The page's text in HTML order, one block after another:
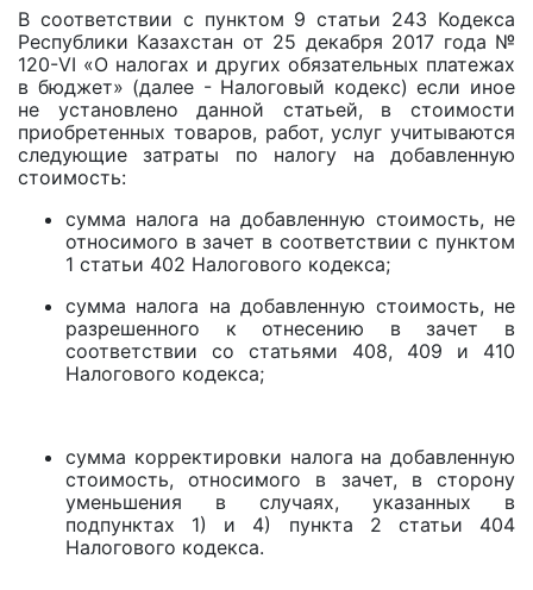
В соответствии с пунктом 9 статьи 243 Кодекса
Республики Казахстан от 25 декабря 2017 года №
120-VI «О налогах и других обязательных платежах
в бюджет» (далее - Налоговый кодекс) если иное
не установлено данной статьей, в стоимости
приобретенных товаров, работ, услуг учитываются
следующие затраты по налогу на добавленную
стоимость:
сумма налога на добавленную стоимость, не
относимого в зачет в соответствии с пунктом
1 статьи 402 Налогового кодекса;
сумма налога на добавленную стоимость, не
разрешенного к отнесению в зачет в
соответствии со статьями 408, 409 и 410
Налогового кодекса;
сумма корректировки налога на добавленную
стоимость, относимого в зачет, в сторону
уменьшения в случаях, указанных в
подпунктах 1) и 4) пункта 2 статьи 404
Налогового кодекса.